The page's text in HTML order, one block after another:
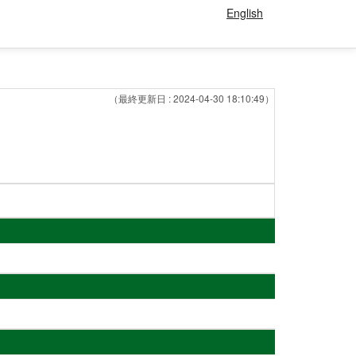
English
（最終更新日 : 2024-04-30 18:10:49）